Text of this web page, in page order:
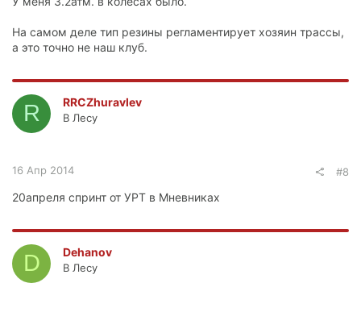
На самом деле тип резины регламентирует хозяин трассы,
а это точно не наш клуб.
R RRCZhuravlev
В Лесу
16 Апр 2014 #8
20апреля спринт от УРТ в Мневниках
D Dehanov
В Лесу